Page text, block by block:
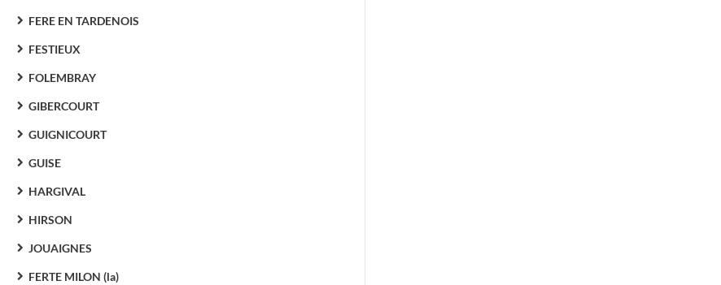
FERE EN TARDENOIS
FESTIEUX
FOLEMBRAY
GIBERCOURT
GUIGNICOURT
GUISE
HARGIVAL
HIRSON
JOUAIGNES
FERTE MILON (la)